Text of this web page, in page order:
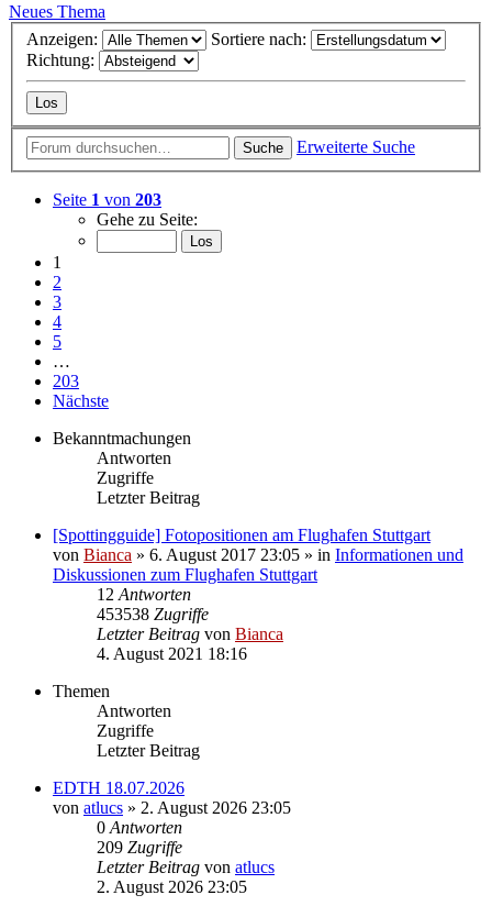
Neues Thema
Anzeigen:
Sortiere nach:
Richtung:
Suche Erweiterte Suche
Seite 1 von 203
Gehe zu Seite:
1
2
3
4
5
…
203
Nächste
Bekanntmachungen
Antworten
Zugriffe
Letzter Beitrag
[Spottingguide] Fotopositionen am Flughafen Stuttgart
von Bianca » 6. August 2017 23:05 » in Informationen und
Diskussionen zum Flughafen Stuttgart
12 Antworten
453538 Zugriffe
Letzter Beitrag von Bianca
4. August 2021 18:16
Themen
Antworten
Zugriffe
Letzter Beitrag
EDTH 18.07.2026
von atlucs » 2. August 2026 23:05
0 Antworten
209 Zugriffe
Letzter Beitrag von atlucs
2. August 2026 23:05